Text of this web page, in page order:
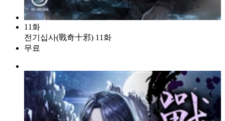
11화
전기십사(戰奇十邪) 11화
무료